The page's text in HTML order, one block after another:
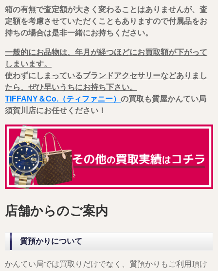
箱の有無で査定額が大きく変わることはありませんが、査
定額を考慮させていただくこともありますので付属品をお
持ちの場合は是非一緒にお持ちください。
一般的にお品物は、年月が経つほどにお買取額が下がって
しまいます。
使わずにしまっているブランドアクセサリーなどありまし
たら、ぜひ早いうちにお持ち下さい。
TIFFANY＆Co.（ティファニー） の買取も質屋かんてい局
須賀川店にお任せください！
店舗からのご案内
質預かりについて
かんてい局では買取りだけでなく、質預かりもご利用頂け